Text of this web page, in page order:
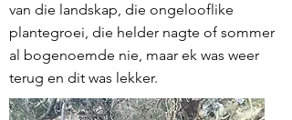
van die landskap, die ongelooflike
plantegroei, die helder nagte of sommer
al bogenoemde nie, maar ek was weer
terug en dit was lekker.